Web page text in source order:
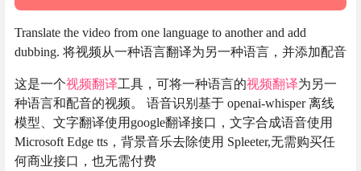
Translate the video from one language to another and add
dubbing. 将视频从一种语言翻译为另一种语言，并添加配音
这是一个视频翻译工具，可将一种语言的视频翻译为另一
种语言和配音的视频。 语音识别基于 openai-whisper 离线
模型、文字翻译使用google翻译接口，文字合成语音使用
Microsoft Edge tts，背景音乐去除使用 Spleeter,无需购买任
何商业接口，也无需付费